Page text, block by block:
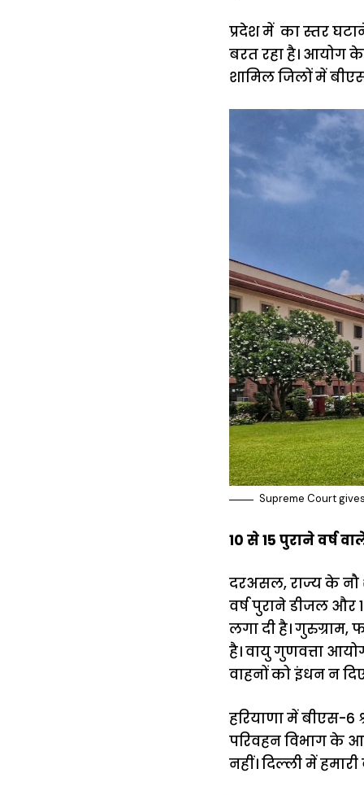
प्रदेश में का स्तर
बरत रहा है। आयोग
शामिल जिलों में
Supreme Court
10 से 15 पुराने वर्ष
दरअसल, राज्य के नौ
वर्ष पुराने डीजल और
लगा दी है। गुरुग्राम,
है। वायु गुणवत्ता
वाहनों को इंधन न
हरियाणा में बीएस-
परिवहन विभाग के
नहीं। दिल्ली में